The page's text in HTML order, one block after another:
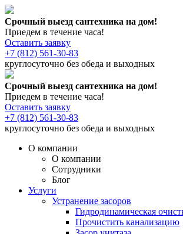
Срочный выезд сантехника на дом!
Приедем в течение часа!
Оставить заявку
+7 (812) 561-30-83
круглосуточно без обеда и выходных
Срочный выезд сантехника на дом!
Приедем в течение часа!
Оставить заявку
+7 (812) 561-30-83
круглосуточно без обеда и выходных
О компании
О компании
Сотрудники
Блог
Услуги
Устранение засоров
Гидродинамическая
Прочистить канализацию